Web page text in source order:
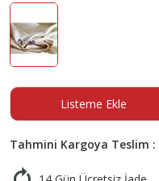
Listeme Ekle
Tahmini Kargoya Teslim :